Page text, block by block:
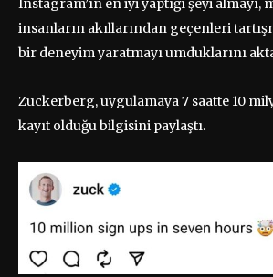
Instagram’ın en iyi yaptığı şeyi
insanların akıllarından geçenleri
bir deneyim yaratmayı umduklarını
Zuckerberg, uygulamaya 7 saatte 10
kayıt olduğu bilgisini paylaştı.